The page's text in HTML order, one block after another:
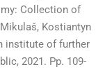
Collection of
Kostiantyn
institute of further
2021. Pp. 109-